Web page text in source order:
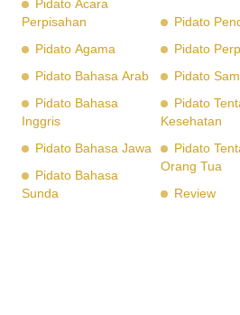
Pidato Acara
Perpisahan
Pidato Agama
Pidato Bahasa Arab
Pidato Bahasa
Inggris
Pidato Bahasa Jawa
Pidato Bahasa
Sunda
Pidato
Pidato
Pidato
Pidato
Kesehatan
Pidato
Orang Tua
Review